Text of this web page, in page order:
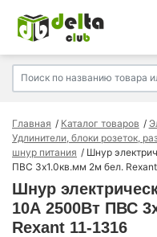
Главная Каталог товаров
Удлинители, блоки розеток,
шнур питания
Шнур
ПВС 3х1.0кв.мм 2м бел.
Шнур
10А 2500Вт ПВС
Rexant 11-1316